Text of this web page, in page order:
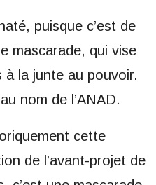
puisque c’est de
mascarade, qui vise
à la junte au pouvoir.
nom de l’ANAD.
cette
de l’avant-projet de